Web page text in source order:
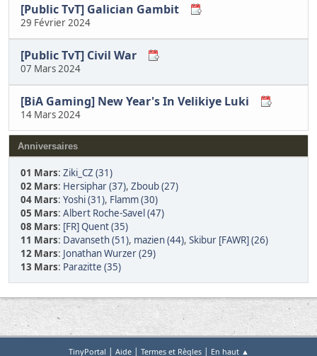
[Public TvT] Galician Gambit
29 Février 2024
[Public TvT] Civil War
07 Mars 2024
[BiA Gaming] New Year's In Velikiye Luki
14 Mars 2024
Anniversaires
01 Mars: Ziki_CZ (31)
02 Mars: Hersiphar (37), Zboub (27)
04 Mars: Yoshi (31), Flamm (30)
05 Mars: Albert Roche-Savel (47)
08 Mars: [FR] Quent (35)
11 Mars: Davanseth (51), mazien (44), Skibur [FAWR] (26)
12 Mars: Jonathan Wurzer (29)
13 Mars: Parazitte (35)
TinyPortal | Aide| Termes et Règles| En haut ▲